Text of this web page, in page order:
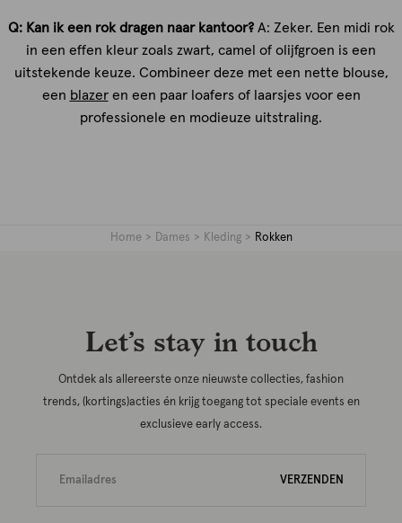
Q: Kan ik een rok dragen naar kantoor?A: Zeker. Een midi rok
in een effen kleur zoals zwart, camel of olijfgroen is een
uitstekende keuze. Combineer deze met een nette blouse,
een blazeren een paar loafers of laarsjes voor een
professionele en modieuze uitstraling.
Home Dames Kleding Rokken
Let’s stay in touch
Ontdek als allereerste onze nieuwste collecties, fashion
trends, (kortings)acties én krijg toegang tot speciale events en
exclusieve early access.
VERZENDEN